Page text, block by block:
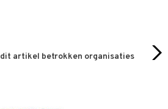
artikel betrokken organisaties